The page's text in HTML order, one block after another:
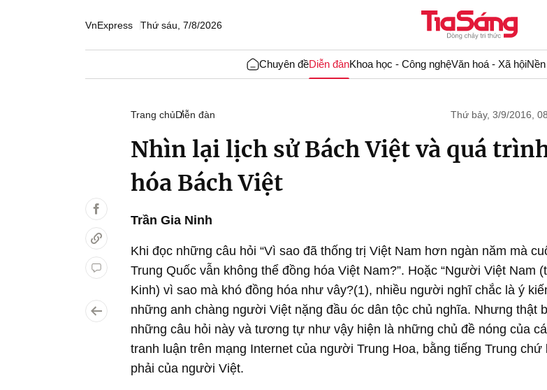
VnExpress Thứ sáu, 7/8/2026
Chuyên đềDiễn đànKhoa học - Công nghệVăn hoá - Xã hội
Trang chủDiễn đàn Thứ bảy, 3/9/2016,
Nhìn lại lịch sử Bách Việt và quá
hóa Bách Việt
Trần Gia Ninh
Khi đọc những câu hỏi “Vì sao đã thống trị Việt Nam hơn ngàn năm mà
Trung Quốc vẫn không thể đồng hóa Việt Nam?”. Hoặc “Người Việt Nam
Kinh) vì sao mà khó đồng hóa như vây?(1), nhiều người nghĩ chắc là ý
những anh chàng người Việt nặng đầu óc dân tộc chủ nghĩa. Nhưng thật
những câu hỏi này và tương tự như vậy hiện là những chủ đề nóng của
tranh luận trên mạng Internet của người Trung Hoa, bằng tiếng Trung chứ
phải của người Việt.